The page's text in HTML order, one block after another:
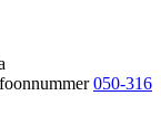
050-316